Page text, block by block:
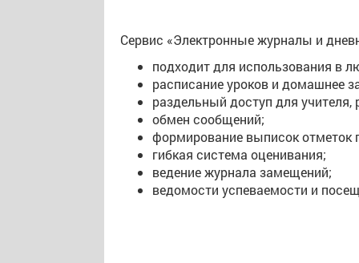
Сервис «Электронные журналы и
подходит для использования в
расписание уроков и домашнее
раздельный доступ для учителя,
обмен сообщений;
формирование выписок отметок
гибкая система оценивания;
ведение журнала замещений;
ведомости успеваемости и